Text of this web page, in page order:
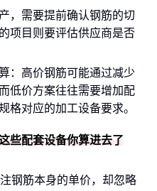
，需要提前确认钢筋的切
项目则要评估供应商是否
：高价钢筋可能通过减少
低价方案往往需要增加配
格对应的加工设备要求。
些配套设备你算进去了
钢筋本身的单价，却忽略